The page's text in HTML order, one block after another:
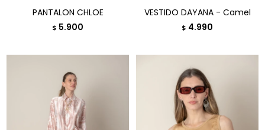
PANTALON CHLOE
$ 5.900
VESTIDO DAYANA - Camel
$ 4.990